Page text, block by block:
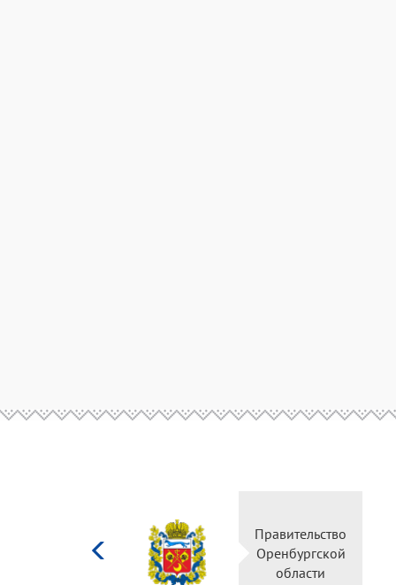
Правительство
Оренбургской
области